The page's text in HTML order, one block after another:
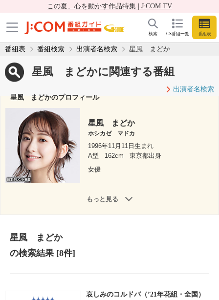
この夏、心を動かす作品特集 | J:COM TV
CS番組一覧 番組表
検索
番組表 番組検索 出演者名検索 星風 まどか
星風 まどかに関連する番組
出演者名検索
星風 まどかのプロフィール
星風 まどか
ホシカゼ マドカ
1996年11月11日生まれ
A型
162cm
東京都出身
女優
もっと見る
星風 まどか
の検索結果[8件]
哀しみのコルドバ（’21年花組・全国）